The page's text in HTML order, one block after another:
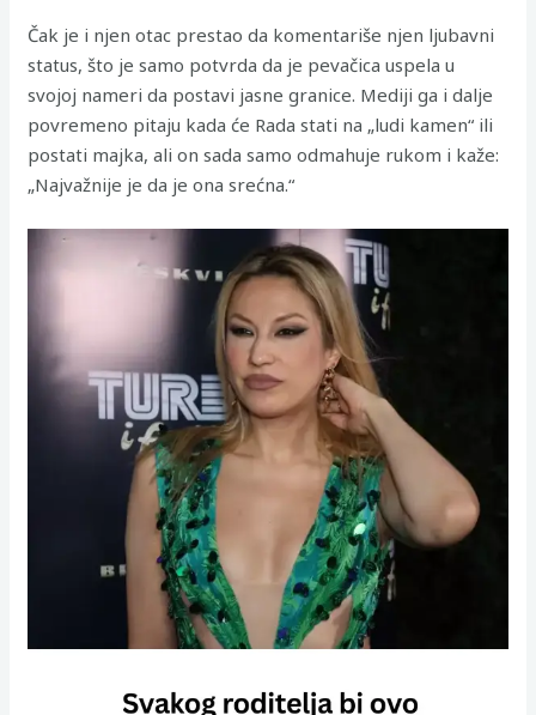
Čak je i njen otac prestao da komentariše njen ljubavni
status, što je samo potvrda da je pevačica uspela u
svojoj nameri da postavi jasne granice. Mediji ga i dalje
povremeno pitaju kada će Rada stati na „ludi kamen“ ili
postati majka, ali on sada samo odmahuje rukom i kaže:
„Najvažnije je da je ona srećna.“